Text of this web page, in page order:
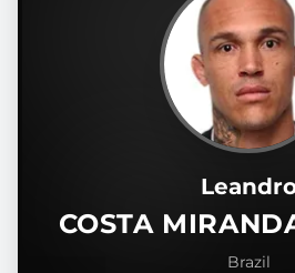
COSTA
Brazil